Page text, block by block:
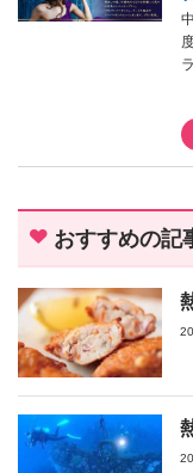
おすすめの記